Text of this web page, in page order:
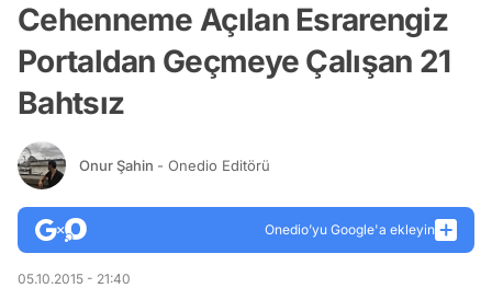
Cehenneme Açılan Esrarengiz
Portaldan Geçmeye Çalışan 21
Bahtsız
Onur Şahin - Onedio Editörü
Onedio’yu Google'a ekleyin
05.10.2015 - 21:40